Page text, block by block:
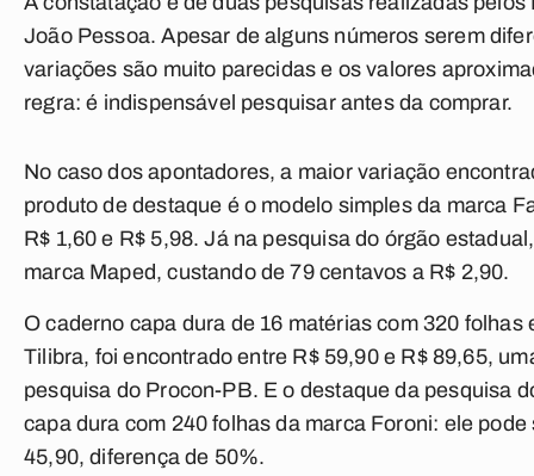
João Pessoa. Apesar de alguns números serem
variações são muito parecidas e os valores
regra: é indispensável pesquisar antes da comprar.
No caso dos apontadores, a maior variação
produto de destaque é o modelo simples da marca
R$ 1,60 e R$ 5,98. Já na pesquisa do órgão
marca Maped, custando de 79 centavos a R$ 2,90.
O caderno capa dura de 16 matérias com 320
Tilibra, foi encontrado entre R$ 59,90 e R$ 89,65,
pesquisa do Procon-PB. E o destaque da pesquisa
capa dura com 240 folhas da marca Foroni: ele
45,90, diferença de 50%.